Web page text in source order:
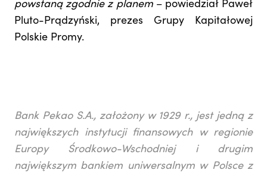
powstaną zgodnie z planem– powiedział Paweł
Pluto-Prądzyński, prezes Grupy Kapitałowej
Polskie Promy.
Bank Pekao S.A., założony w 1929 r., jest jedną z
największych instytucji finansowych w regionie
Europy Środkowo-Wschodniej i drugim
największym bankiem uniwersalnym w Polsce z